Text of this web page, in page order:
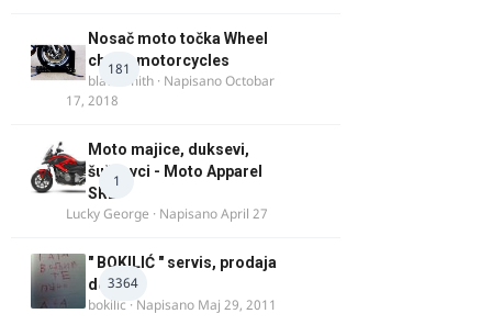
181
Nosač moto točka Wheel
chock motorcycles
blacksmith · NapisanoOctobar
17, 2018
1
Moto majice, duksevi,
šuškavci - Moto Apparel
SRB
Lucky George · NapisanoApril 27
3364
" BOKILIĆ " servis, prodaja
delova
bokilic · Napisano Maj 29, 2011